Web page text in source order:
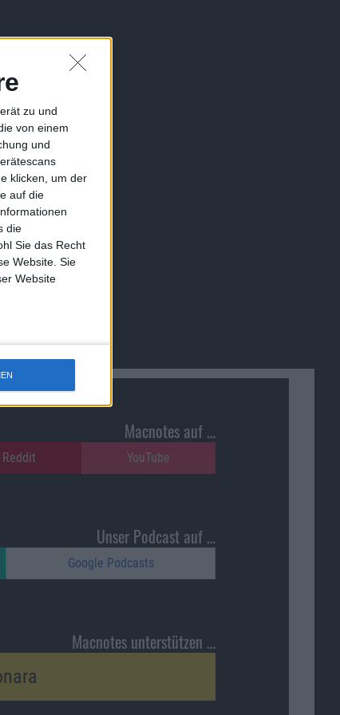
zu und
von einem
und
klicken, um der
auf die
die
Sie das Recht
Website. Sie
Website
Macnotes auf …
Reddit YouTube
Unser Podcast auf …
Google Podcasts
Macnotes unterstützen …